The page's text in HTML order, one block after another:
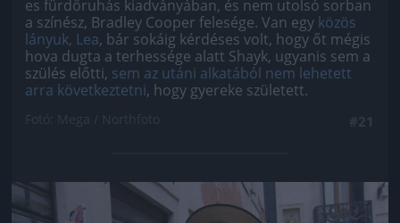
es fürdőruhás kiadványában, és nem utolsó sorban
a színész, Bradley Cooper felesége. Van egy közös
lányuk, Lea, bár sokáig kérdéses volt, hogy őt mégis
hova dugta a terhessége alatt Shayk, ugyanis sem a
szülés előtti, sem az utáni alkatából nem lehetett
arra következtetni, hogy gyereke született.
Jön még kép!